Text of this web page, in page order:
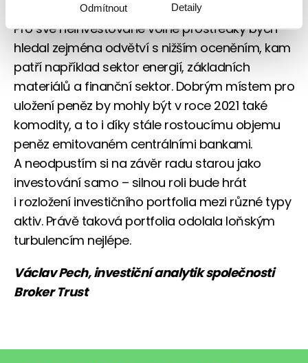
Detaily
Odmítnout
Pro své neinvestované volné prostředky bych
hledal zejména odvětví s nižším oceněním, kam
patří například sektor energií, základních
materiálů a finanční sektor. Dobrým místem pro
uložení peněz by mohly být v roce 2021 také
komodity, a to i díky stále rostoucímu objemu
peněz emitovaném centrálními bankami.
A neodpustím si na závěr radu starou jako
investování samo – silnou roli bude hrát
i rozložení investičního portfolia mezi různé typy
aktiv. Právě taková portfolia odolala loňským
turbulencím nejlépe.
Václav Pech, investiční analytik společnosti
Broker Trust